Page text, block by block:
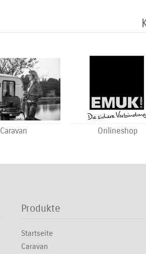
Caravan Onlineshop
Produkte
Startseite
Caravan